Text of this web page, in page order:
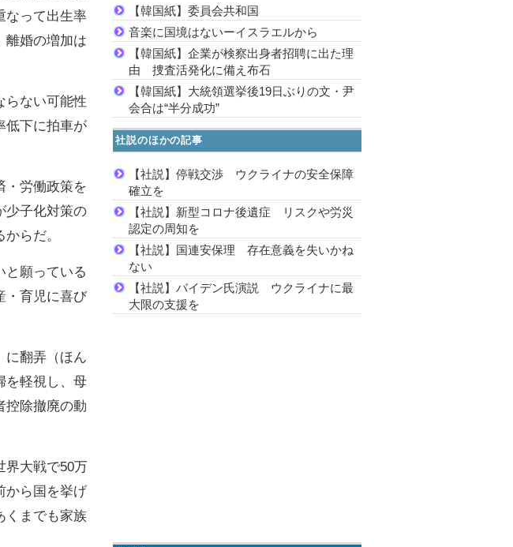
なって出生率
離婚の増加は
らない可能性
低下に拍車が
・労働政策を
少子化対策の
らだ。
願っている
・育児に喜び
に翻弄（ほん
を軽視し、母
控除撤廃の動
界大戦で50万
から国を挙げ
くまでも家族
【韓国紙】委員会共和国
音楽に国境はないーイスラエルから
【韓国紙】企業が検察出身者招聘に出た理
由 捜査活発化に備え布石
【韓国紙】大統領選挙後19日ぶりの文・尹
会合は“半分成功”
社説のほかの記事
【社説】停戦交渉 ウクライナの安全保障
確立を
【社説】新型コロナ後遺症 リスクや労災
認定の周知を
【社説】国連安保理 存在意義を失いかね
ない
【社説】バイデン氏演説 ウクライナに最
大限の支援を